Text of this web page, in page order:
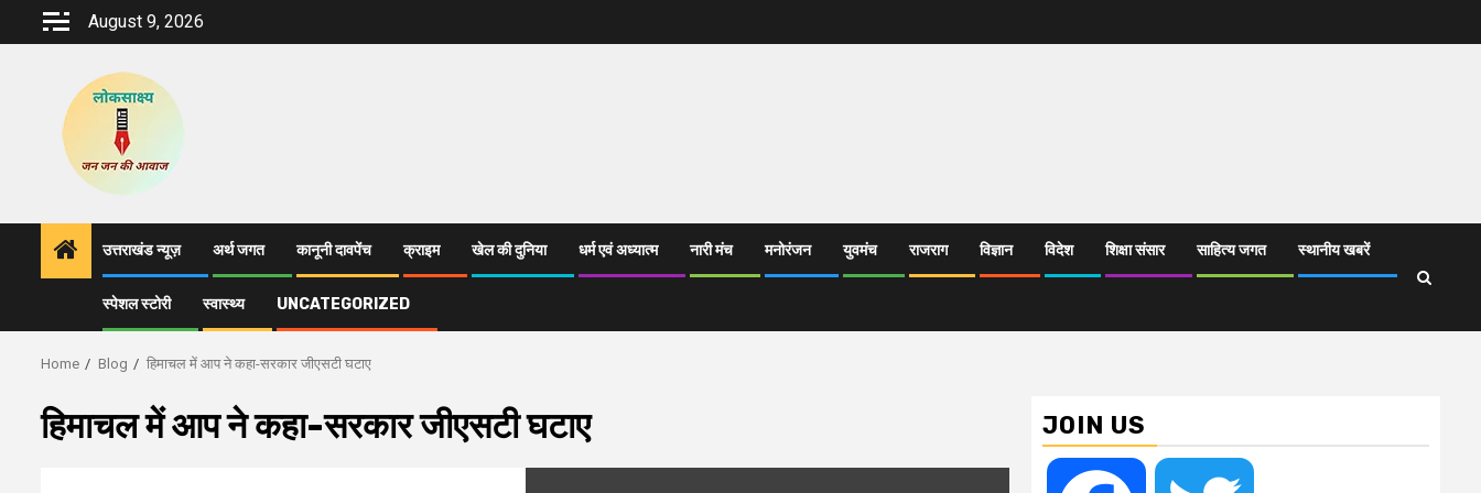
August 9, 2026
उत्तराखंड न्यूज़ अर्थ जगत कानूनी दावपेंच क्राइम खेल की दुनिया धर्म एवं अध्यात्म नारी मंच मनोरंजन युवमंच राजराग विज्ञान विदेश शिक्षा संसार साहित्य जगत स्थानीय खबरें
स्पेशल स्टोरी स्वास्थ्य UNCATEGORIZED
Home Blog हिमाचल में आप ने कहा-सरकार जीएसटी घटाए
हिमाचल में आप ने कहा-सरकार जीएसटी घटाए JOIN US